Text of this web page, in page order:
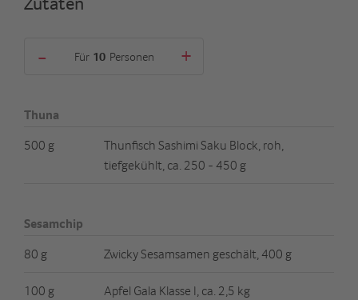
- Für Personen +
Thuna
500 g
Thunfisch Sashimi Saku Block, roh,
tiefgekühlt, ca. 250 - 450 g
Sesamchip
80 g
Zwicky Sesamsamen geschält, 400 g
100 g Apfel Gala Klasse I, ca. 2,5 kg